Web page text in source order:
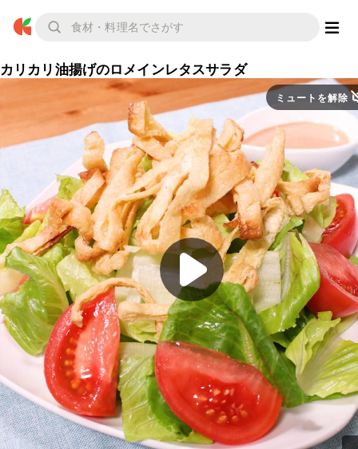
カリカリ油揚げのロメインレタスサラダ
ミュートを解除